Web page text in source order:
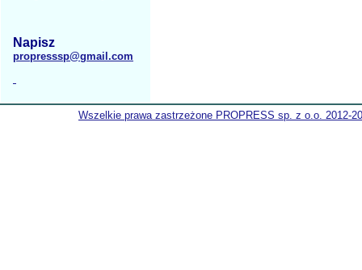
Napisz
propresssp@gmail.com
Wszelkie prawa zastrzeżone PROPRESS sp. z o.o. 2012-